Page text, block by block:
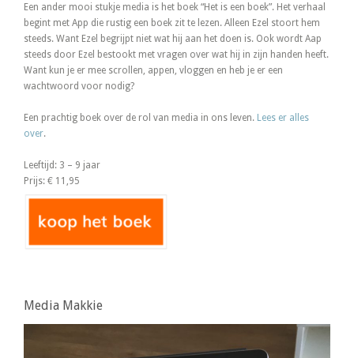
Een ander mooi stukje media is het boek “Het is een boek”. Het verhaal
begint met App die rustig een boek zit te lezen. Alleen Ezel stoort hem
steeds. Want Ezel begrijpt niet wat hij aan het doen is. Ook wordt Aap
steeds door Ezel bestookt met vragen over wat hij in zijn handen heeft.
Want kun je er mee scrollen, appen, vloggen en heb je er een
wachtwoord voor nodig?
Een prachtig boek over de rol van media in ons leven. Lees er alles
over.
Leeftijd: 3 – 9 jaar
Prijs: € 11,95
Media Makkie